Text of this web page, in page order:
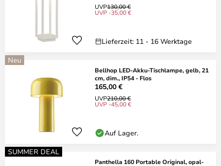
UVP130,00 €
UVP -35,00 €
Lieferzeit: 11 - 16 Werktage
Neu
Bellhop LED-Akku-Tischlampe, gelb, 21
cm, dim., IP54 - Flos
165,00 €
UVP210,00 €
UVP -45,00 €
Auf Lager.
SUMMER DEAL
Panthella 160 Portable Original, opal-